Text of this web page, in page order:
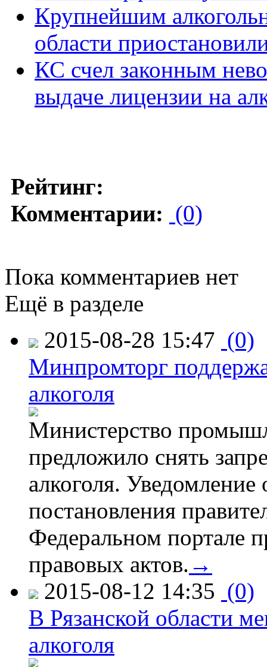
Крупнейшим
области
КС счел законным
выдаче лицензии на
Рейтинг:
Комментарии: (0)
Пока комментариев нет
Ещё в разделе
2015-08-28 15:47 (0)
Минпромторг
алкоголя
Министерство
предложило снять
алкоголя. Уведомление
постановления
Федеральном портале
правовых актов. →
2015-08-12 14:35 (0)
В Рязанской области
алкоголя